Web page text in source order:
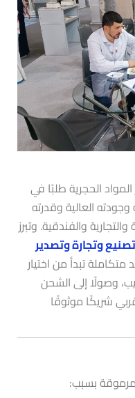
الحجرية طلبًا في
العالية وقدرته
والفندقية. وتبرز
تصنيع وتجارة وتصدير
تبدأ من اختيار
وصولًا إلى الشحن
شريكًا موثوقًا
مرموقة بسبب: